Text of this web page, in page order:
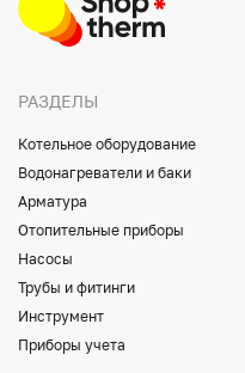
РАЗДЕЛЫ
Котельное оборудование
Водонагреватели и баки
Арматура
Отопительные приборы
Насосы
Трубы и фитинги
Инструмент
Приборы учета